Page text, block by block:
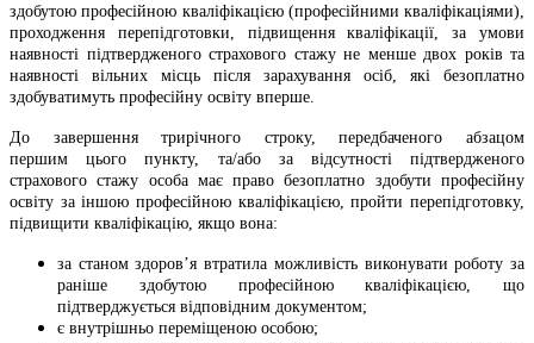
здобутою професійною кваліфікацією (професійними кваліфікаціями),
проходження перепідготовки, підвищення кваліфікації, за умови
наявності підтвердженого страхового стажу не менше двох років та
наявності вільних місць після зарахування осіб, які безоплатно
здобуватимуть професійну освіту вперше.
До завершення трирічного строку, передбаченого абзацом
першим цього пункту, та/або за відсутності підтвердженого
страхового стажу особа має право безоплатно здобути професійну
освіту за іншою професійною кваліфікацією, пройти перепідготовку,
підвищити кваліфікацію, якщо вона:
за станом здоров’я втратила можливість виконувати роботу за
раніше здобутою професійною кваліфікацією, що
підтверджується відповідним документом;
є внутрішньо переміщеною особою;